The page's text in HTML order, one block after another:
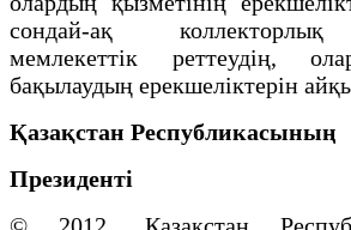
сондай-ақ коллекторлық
мемлекеттік реттеудің,
бақылаудың ерекшелiктерiн
Қазақстан Республикасының
Президенті